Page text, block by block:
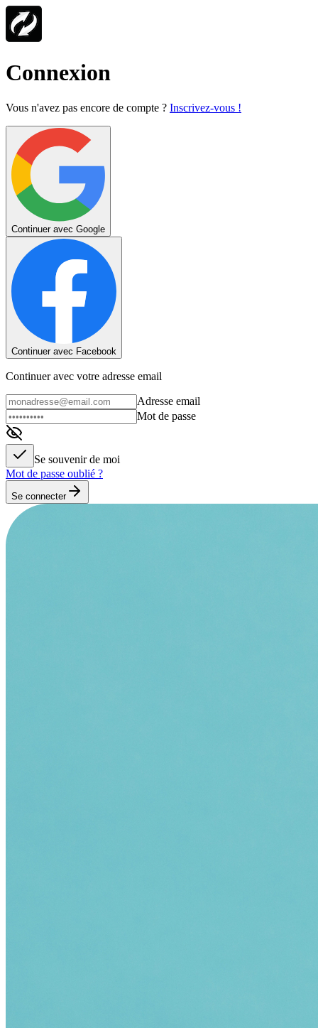
Connexion
Vous n'avez pas encore de compte ? Inscrivez-vous !
Continuer avec Google
Continuer avec Facebook
Continuer avec votre adresse email
Adresse email
Mot de passe
Se souvenir de moi
Mot de passe oublié ?
Se connecter